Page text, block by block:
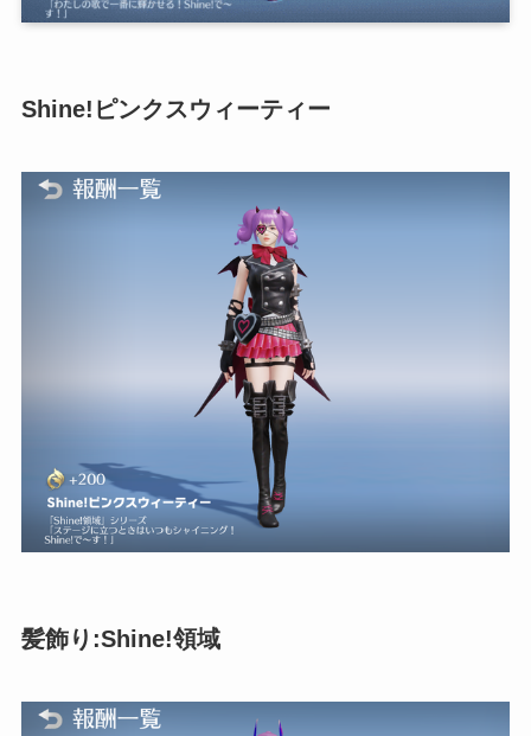
Shine!ピンクスウィーティー
髪飾り:Shine!領域